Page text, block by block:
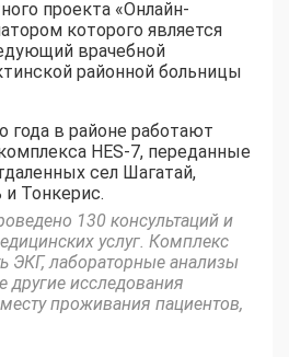
проекта «Онлайн-
которого является
врачебной
районной больницы
года в районе работают
HES-7, переданные
сел Шагатай,
Тонкерис.
130 консультаций и
услуг. Комплекс
ЭКГ, лабораторные анализы
другие исследования
проживания пациентов,